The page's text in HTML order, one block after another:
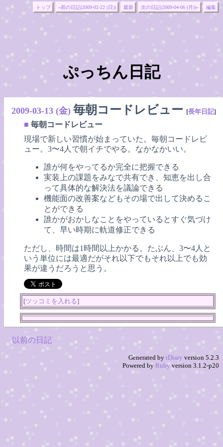
トップ «前の日記(2009-02-22 (日)) 最新 次の日記(2009-04-06 (月))» 編集
ぷっちん日記
2009-03-13 (金) 毎朝コードレビュー [長年日記]
■ 毎朝コードレビュー
現場で新しい習慣が始まっていた。毎朝コードレビ
ュー。3〜4人で朝イチでやる。なかなかいい。
誰が何をやってるか完全に把握できる
実装上の課題をみなで共有でき、知恵を出し合
って具体的な解決法を議論できる
機能面の改善案などもその場で出して決めるこ
とができる
誰かがおかしなことをやっているとすぐ気づけ
て、早い時期に軌道修正できる
ただし、時間は1時間以上かかる。たぶん、3〜4人と
いう単位には最適だがそれ以下でもそれ以上でも効
果が違うだろうと思う。
[ツッコミを入れる]
以前の日記
Generated by tDiary version 5.2.3
Powered by Ruby version 3.1.2-p20